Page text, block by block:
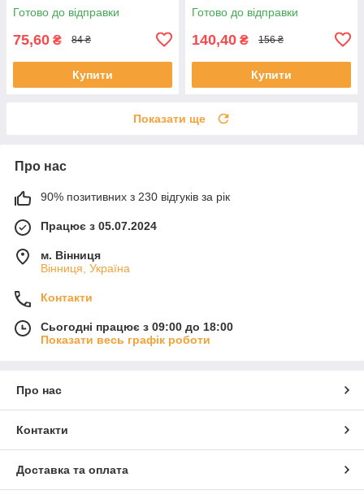
Готово до відправки
75,60 ₴ 84 ₴
Купити
Готово до відправки
140,40 ₴ 156 ₴
Купити
Показати ще
Про нас
90% позитивних з 230 відгуків за рік
Працює з 05.07.2024
м. Вінниця
Вінниця, Україна
Контакти
Сьогодні працює з 09:00 до 18:00
Показати весь графік роботи
Про нас
Контакти
Доставка та оплата